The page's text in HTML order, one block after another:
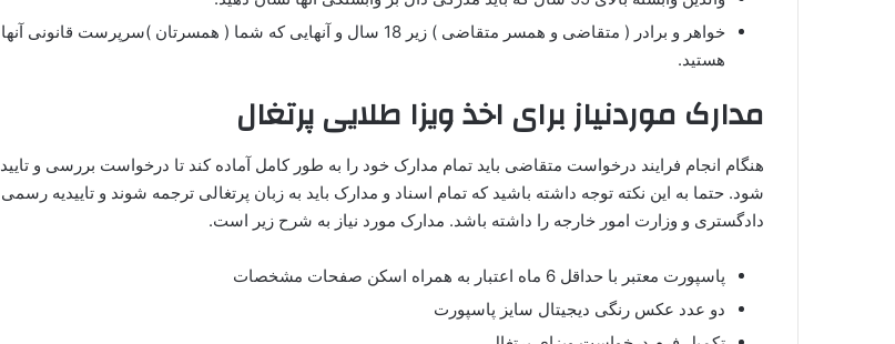
خواهر و برادر ( متقاضی و همسر متقاضی ) زیر 18 سال و آنهایی که شما (‌ همسرتان )‌سرپرست قانونی آنها
هستید.
مدارک موردنیاز برای اخذ ویزا طلایی پرتغال
هنگام انجام فرایند درخواست متقاضی باید تمام مدارک خود را به طور کامل آماده کند تا درخواست بررسی و تایید
شود. حتما به این نکته توجه داشته باشید که تمام اسناد و مدارک باید به زبان پرتغالی ترجمه شوند و تاییدیه رسمی
دادگستری و وزارت امور خارجه را داشته باشد. مدارک مورد نیاز به شرح زیر است.
پاسپورت معتبر با حداقل 6 ماه اعتبار به همراه اسکن صفحات مشخصات
دو عدد عکس رنگی دیجیتال سایز پاسپورت